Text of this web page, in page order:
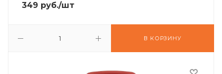
349 руб./шт
В КОРЗИНУ